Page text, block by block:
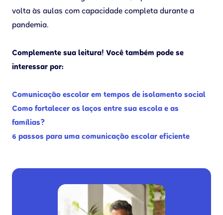
volta às aulas com capacidade completa durante a
pandemia.
Complemente sua leitura! Você também pode se
interessar por:
Comunicação escolar em tempos de isolamento social
Como fortalecer os laços entre sua escola e as
famílias?
6 passos para uma comunicação escolar eficiente